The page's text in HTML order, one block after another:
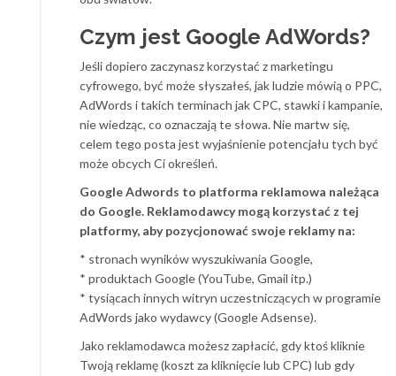
Czym jest Google AdWords?
Jeśli dopiero zaczynasz korzystać z marketingu
cyfrowego, być może słyszałeś, jak ludzie mówią o PPC,
AdWords i takich terminach jak CPC, stawki i kampanie,
nie wiedząc, co oznaczają te słowa. Nie martw się,
celem tego posta jest wyjaśnienie potencjału tych być
może obcych Ci określeń.
Google Adwords to platforma reklamowa należąca
do Google. Reklamodawcy mogą korzystać z tej
platformy, aby pozycjonować swoje reklamy na:
* stronach wyników wyszukiwania Google,
* produktach Google (YouTube, Gmail itp.)
* tysiącach innych witryn uczestniczących w programie
AdWords jako wydawcy (Google Adsense).
Jako reklamodawca możesz zapłacić, gdy ktoś kliknie
Twoją reklamę (koszt za kliknięcie lub CPC) lub gdy